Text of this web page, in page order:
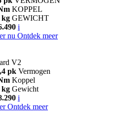
KOPPEL
kg GEWICHT
i
nu Ontdek meer
V2
pk Vermogen
Koppel
kg Gewicht
i
Ontdek meer